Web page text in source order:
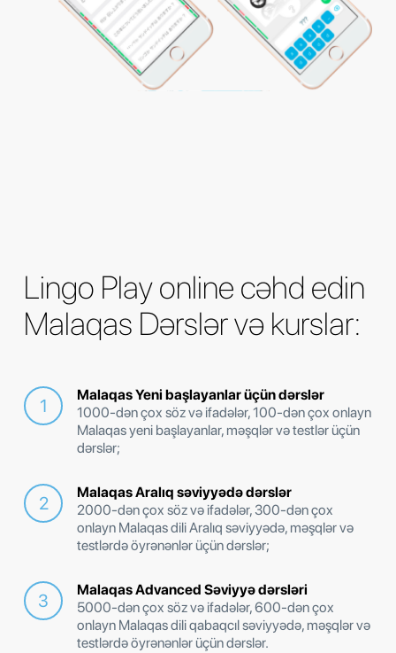
Lingo Play online cəhd edin
Malaqas Dərslər və kurslar:
Malaqas Yeni başlayanlar üçün dərslər
1000-dən çox söz və ifadələr, 100-dən çox onlayn
Malaqas yeni başlayanlar, məşqlər və testlər üçün
dərslər;
Malaqas Aralıq səviyyədə dərslər
2000-dən çox söz və ifadələr, 300-dən çox
onlayn Malaqas dili Aralıq səviyyədə, məşqlər və
testlərdə öyrənənlər üçün dərslər;
Malaqas Advanced Səviyyə dərsləri
5000-dən çox söz və ifadələr, 600-dən çox
onlayn Malaqas dili qabaqcıl səviyyədə, məşqlər və
testlərdə öyrənənlər üçün dərslər.